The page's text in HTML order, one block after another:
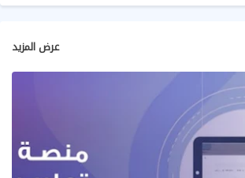
عرض المزيد